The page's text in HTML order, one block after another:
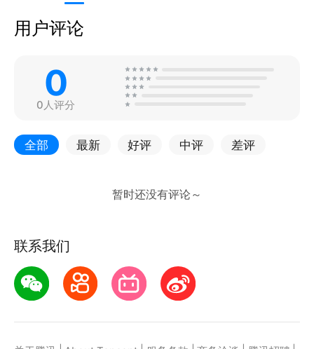
用户评论
0
0人评分
全部 最新 好评 中评 差评
联系我们